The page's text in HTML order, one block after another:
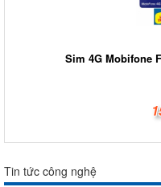
Sim 4G Mobifone
Tin tức công nghệ